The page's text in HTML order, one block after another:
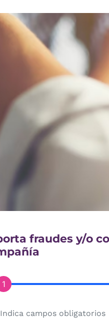
fraudes y/o
Indica campos obligatorios